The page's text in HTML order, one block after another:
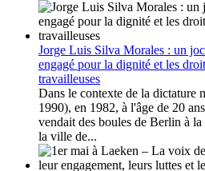
Jorge Luis Silva Morales : un
engagé pour la dignité et les
travailleuses
Dans le contexte de la dictature
1990), en 1982, à l'âge de 20
vendait des boules de Berlin à
la ville de...